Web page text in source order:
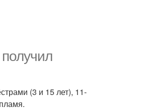
(3 и 15 лет), 11-